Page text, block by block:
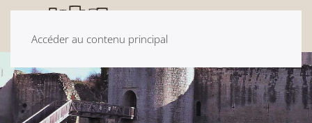
Accéder au contenu principal